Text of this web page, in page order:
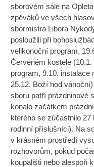
sborovém sále na
zpěváků ve všech
sbormistra Libora
posloužili při
velikonoční program,
Červeném kostele
program, 9.10. instalace
25.12. Boží hod
sboru patří prázdninové
konalo začátkem
kterého se zúčastnilo
rodinní příslušníci). Na
v krásném prostředí
rozhovorům, pokud
koupališti nebo alespoň